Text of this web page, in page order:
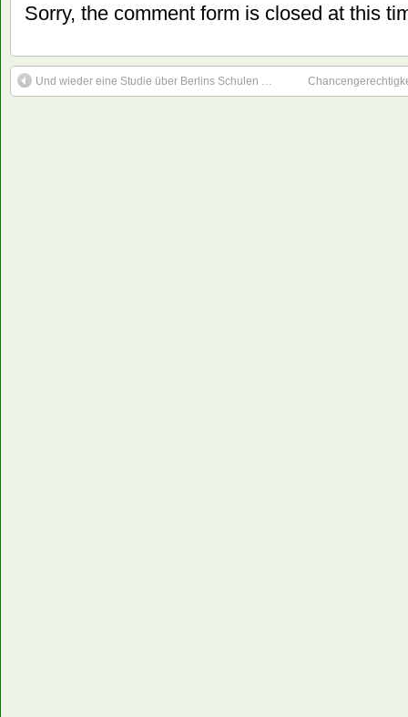
Sorry, the comment form is closed at this
Und wieder eine Studie über Berlins Schulen …